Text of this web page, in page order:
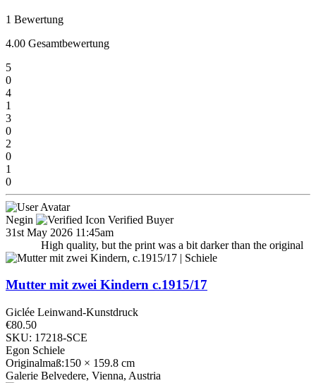
1 Bewertung
4.00 Gesamtbewertung
5
0
4
1
3
0
2
0
1
0
Negin
Verified Buyer
31st May 2026 11:45am
High quality, but the print was a bit darker than the original
Mutter mit zwei Kindern c.1915/17
Giclée Leinwand-Kunstdruck
€80.50
SKU: 17218-SCE
Egon Schiele
Originalmaß:150 × 159.8 cm
Galerie Belvedere, Vienna, Austria